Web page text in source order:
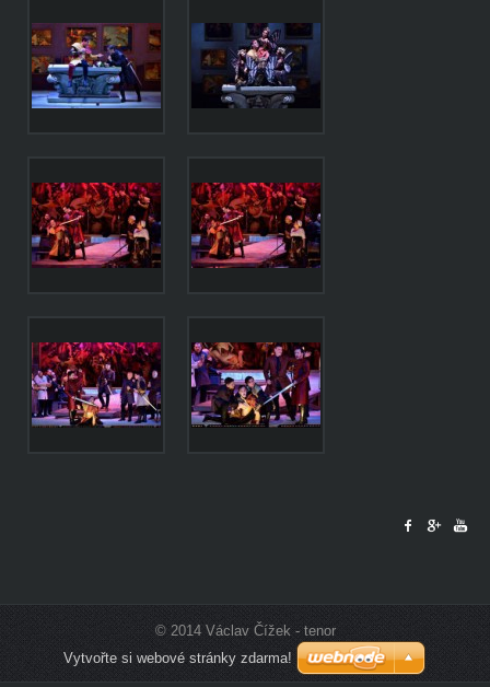
© 2014 Václav Čížek - tenor
Vytvořte si webové stránky zdarma!